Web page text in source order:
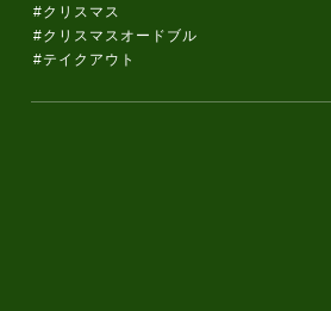
#クリスマス
#クリスマスオードブル
#テイクアウト